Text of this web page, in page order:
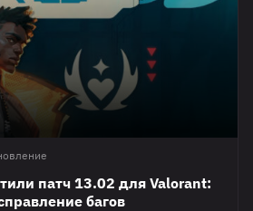
патч 13.02 для Valorant:
багов